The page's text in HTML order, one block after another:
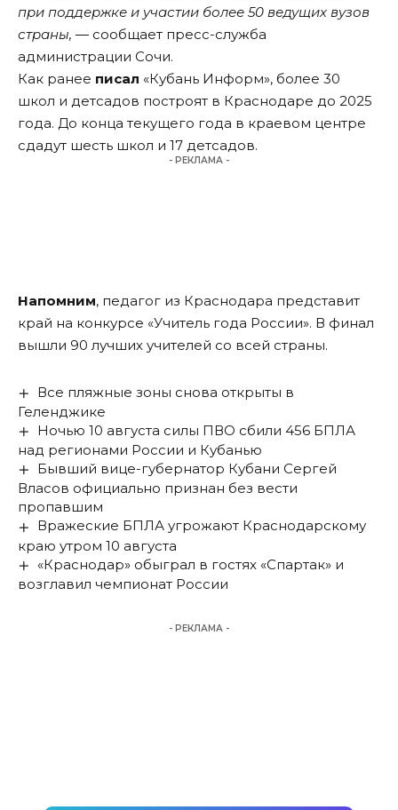
при поддержке и участии более 50 ведущих вузов
страны, ― сообщает пресс-служба
администрации Сочи.
Как ранее писал «Кубань Информ», более 30
школ и детсадов построят в Краснодаре до 2025
года. До конца текущего года в краевом центре
сдадут шесть школ и 17 детсадов.
- РЕКЛАМА -
Напомним, педагог из Краснодара представит
край на конкурсе «Учитель года России». В финал
вышли 90 лучших учителей со всей страны.
Все пляжные зоны снова открыты в
Геленджике
Ночью 10 августа силы ПВО сбили 456 БПЛА
над регионами России и Кубанью
Бывший вице-губернатор Кубани Сергей
Власов официально признан без вести
пропавшим
Вражеские БПЛА угрожают Краснодарскому
краю утром 10 августа
«Краснодар» обыграл в гостях «Спартак» и
возглавил чемпионат России
- РЕКЛАМА -